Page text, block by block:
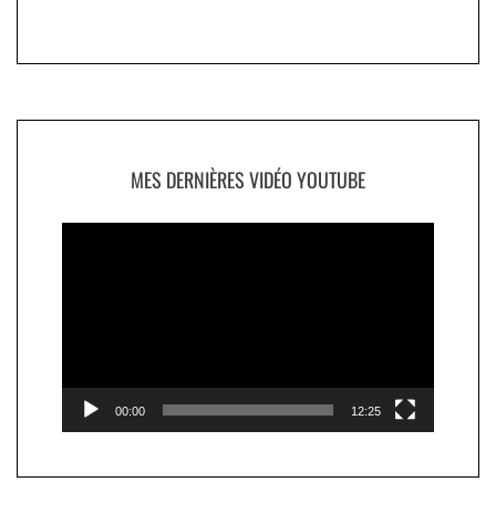
MES DERNIÈRES VIDÉO YOUTUBE
00:00 12:25